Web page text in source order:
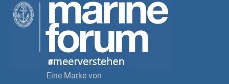
Eine Marke von